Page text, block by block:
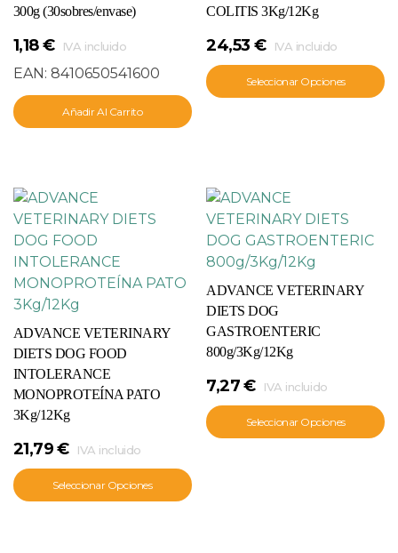
300g (30sobres/envase)
1,18€ IVA incluido
EAN: 8410650541600
Añadir Al Carrito
COLITIS 3Kg/12Kg
24,53 € IVA incluido
Seleccionar Opciones
ADVANCE VETERINARY
DIETS DOG FOOD
INTOLERANCE
MONOPROTEÍNA PATO
3Kg/12Kg
21,79€ IVA incluido
Seleccionar Opciones
ADVANCE VETERINARY
DIETS DOG
GASTROENTERIC
800g/3Kg/12Kg
7,27€ IVA incluido
Seleccionar Opciones